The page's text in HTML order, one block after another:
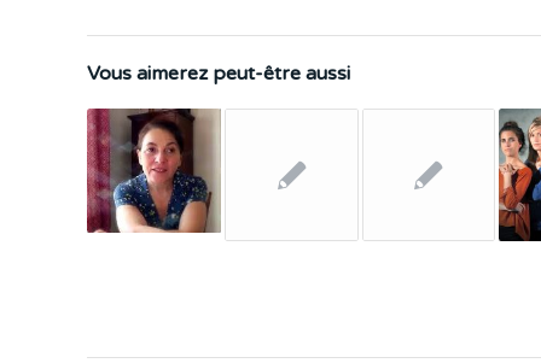
Vous aimerez peut-être aussi